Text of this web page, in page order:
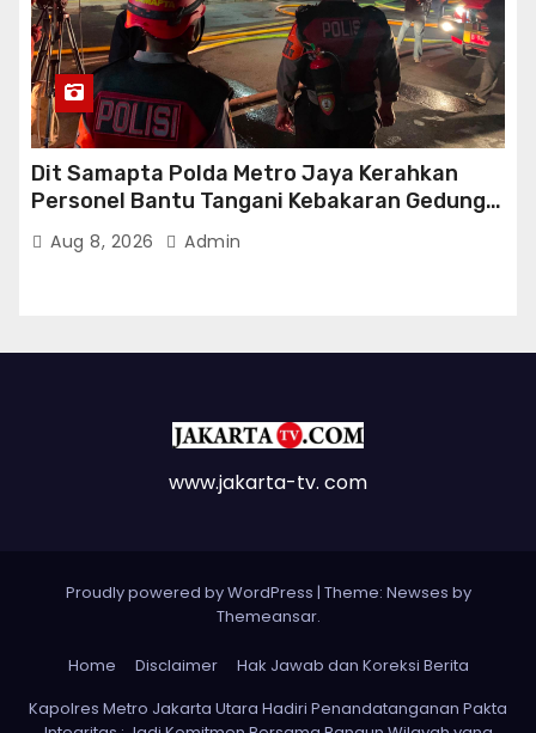
Dit Samapta Polda Metro Jaya Kerahkan
Personel Bantu Tangani Kebakaran Gedung
Bapenda
Aug 8, 2026 Admin
www.jakarta-tv. com
Proudly powered by WordPress | Theme: Newses by
Themeansar.
Home Disclaimer
Hak Jawab dan Koreksi Berita
Kapolres Metro Jakarta Utara Hadiri Penandatanganan Pakta